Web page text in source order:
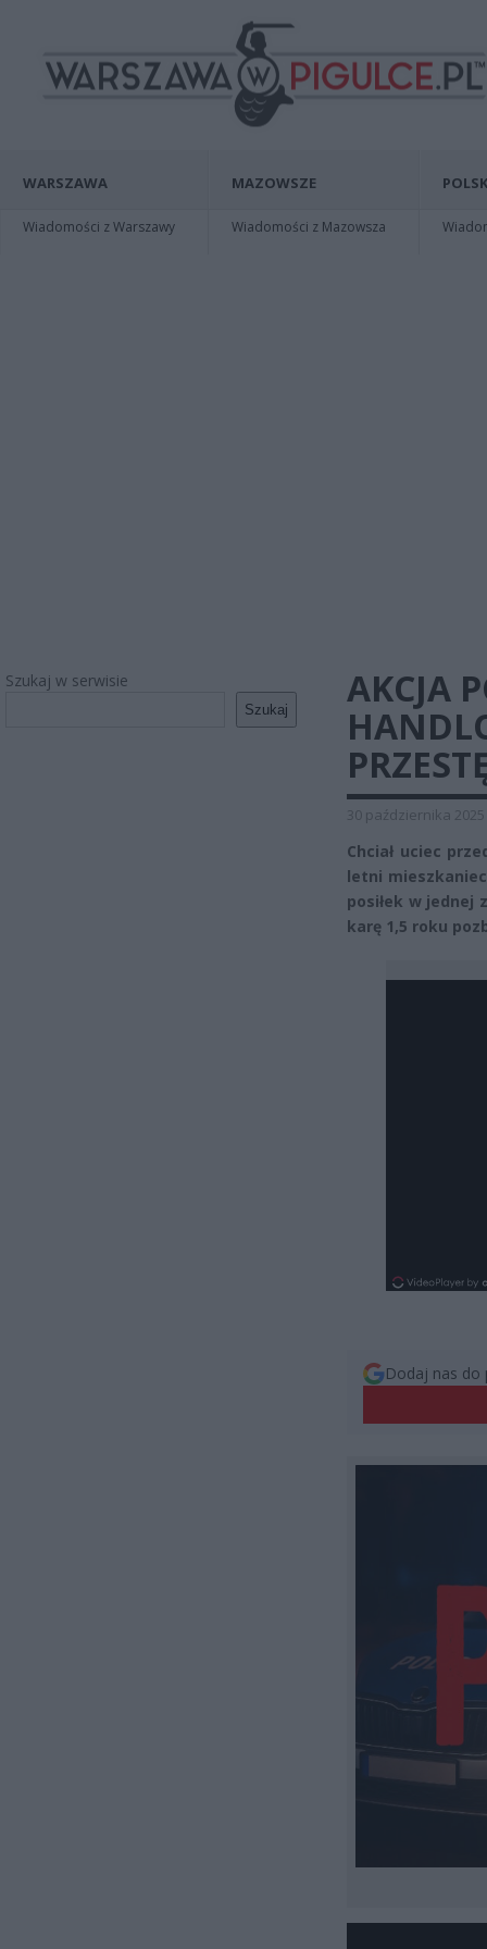
WARSZAWA
Wiadomości z Warszawy
MAZOWSZE
Wiadomości z Mazowsza
Szukaj w serwisie
Szukaj
AKCJA
30 października 2025
Chciał uciec
letni
posiłek w jednej
karę 1,5 roku
Dodaj nas do